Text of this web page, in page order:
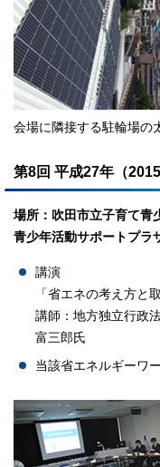
会場に隣接する駐輪場の
第8回 平成27年（
場所：吹田市立子育て青
青少年活動サポートプラ
講演
「省エネの考え方と
講師：地方独立行政
富三郎氏
当該省エネルギーワ